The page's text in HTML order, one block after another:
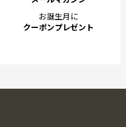
お誕生月に
クーポンプレゼント